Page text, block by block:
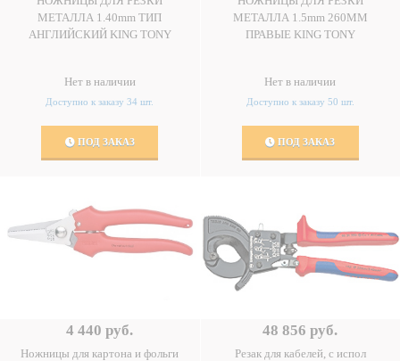
МЕТАЛЛА 1.40mm ТИП
АНГЛИЙСКИЙ KING TONY
Нет в наличии
Доступно к заказу 34 шт.
ПОД ЗАКАЗ
МЕТАЛЛА 1.5mm 260ММ
ПРАВЫЕ KING TONY
Нет в наличии
Доступно к заказу 50 шт.
ПОД ЗАКАЗ
4 440 руб.
Ножницы для картона и фольги
48 856 руб.
Резак для кабелей, с испол